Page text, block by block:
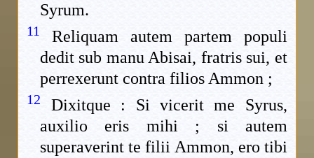
Syrum.
11
Reliquam autem partem populi
dedit sub manu Abisai, fratris sui, et
perrexerunt contra filios Ammon ;
12
Dixitque : Si vicerit me Syrus,
auxilio eris mihi ; si autem
superaverint te filii Ammon, ero tibi